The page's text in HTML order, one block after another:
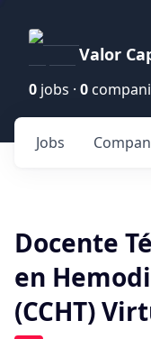
Valor
0 jobs · 0
Jobs
Docente
en
(CCHT)